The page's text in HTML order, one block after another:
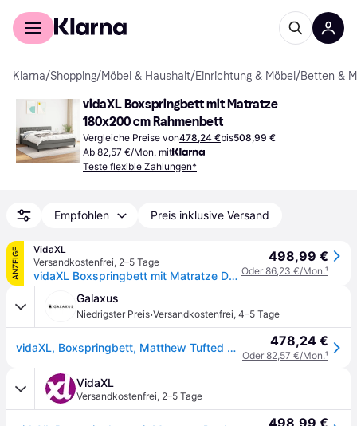
Für Shopper
Klarna/Shopping/Möbel & Haushalt/Einrichtung & Möbel /Betten &
vidaXL Boxspringbett mit Matratze
180x200 cm Rahmenbett
Vergleiche Preise von478,24 €bis508,99 €
Ab 82,57 €/Mon. mit
Teste flexible Zahlungen*
Empfohlen Preis inklusive Versand
ANZEIGE
VidaXL
Versandkostenfrei, 2–5 Tage
vidaXL Boxspringbett mit Matratze Dunkelgrau 180x200 cm Stoff
498,99 €
Oder 86,23 €/Mon.¹
Galaxus
Niedrigster Preis·Versandkostenfrei, 4–5 Tage
vidaXL, Boxspringbett, Matthew Tufted design (180 x 200cm) 478,24 €
Oder 82,57 €/Mon.¹
VidaXL
Versandkostenfrei, 2–5 Tage
498,99 €